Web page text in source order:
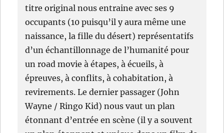
titre original nous entraine avec ses 9
occupants (10 puisqu’il y aura même une
naissance, la fille du désert) représentatifs
d’un échantillonnage de l’humanité pour
un road movie à étapes, à écueils, à
épreuves, à conflits, à cohabitation, à
revirements. Le dernier passager (John
Wayne / Ringo Kid) nous vaut un plan
étonnant d’entrée en scène (il y a souvent